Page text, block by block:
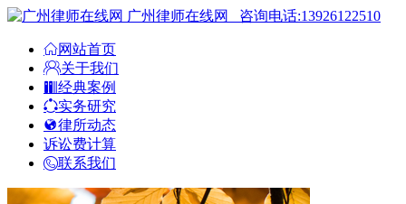
广州律师在线网 咨询电话:13926122510
网站首页
关于我们
经典案例
实务研究
律所动态
诉讼费计算
联系我们